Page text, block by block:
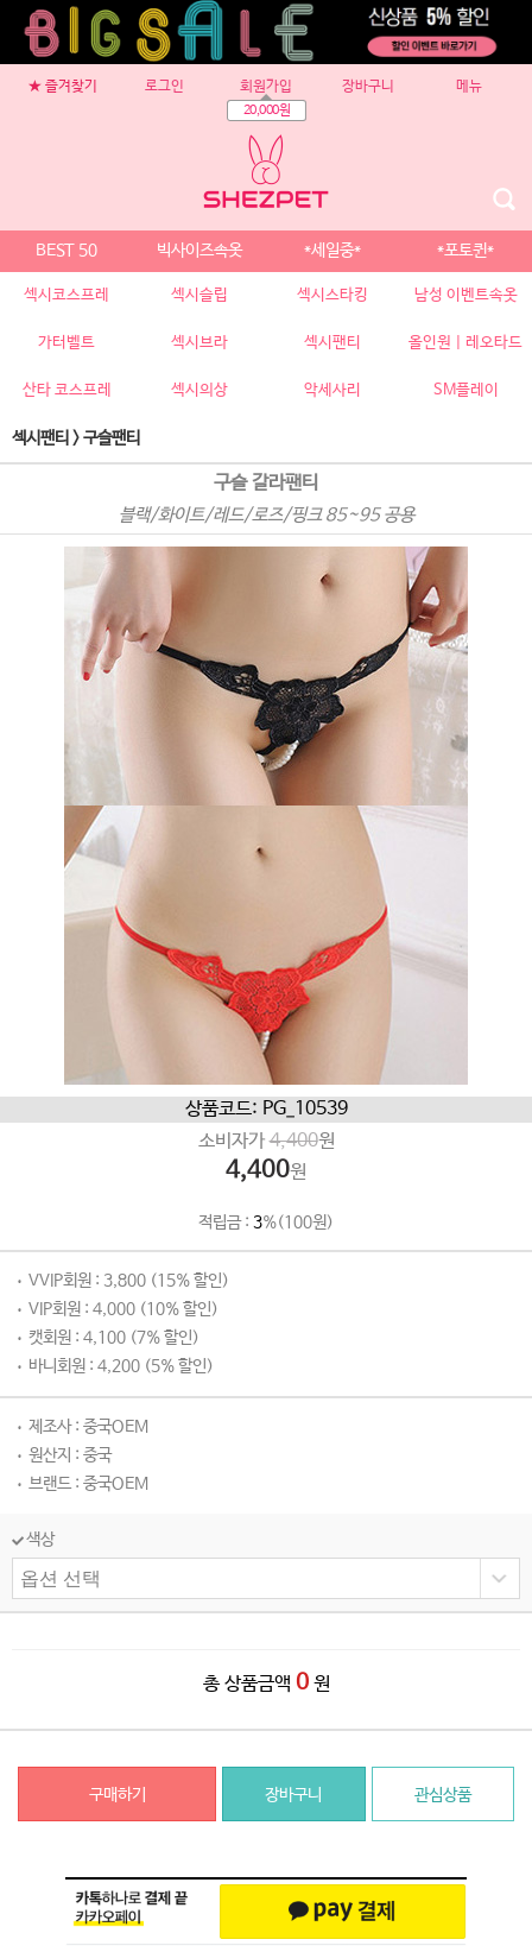
★ 즐겨찾기 로그인 회원가입
20,000원
장바구니 메뉴
BEST 50 빅사이즈속옷 *세일중* *포토퀸*
섹시코스프레 섹시슬립 섹시스타킹 남성 이벤트속옷
가터벨트 섹시브라 섹시팬티 올인원 | 레오타드
산타 코스프레 섹시의상 악세사리 SM플레이
섹시팬티 >구슬팬티
구슬 갈라팬티
블랙/화이트/레드/로즈/핑크 85~95 공용
상품코드: PG_10539
소비자가4,400원
4,400원
적립금 : 3%(100원)
VVIP회원 : 3,800 (15% 할인)
VIP회원 : 4,000 (10% 할인)
캣회원 : 4,100 (7% 할인)
바니회원 : 4,200 (5% 할인)
제조사 : 중국OEM
원산지 : 중국
브랜드 : 중국OEM
색상
총 상품금액 0 원
구매하기 장바구니 관심상품